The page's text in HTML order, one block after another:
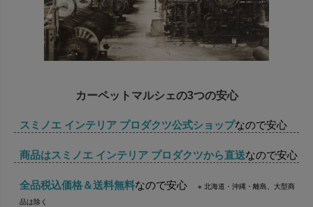
カーペットマルシェの3つの安心
スミノエ インテリア プロダクツ公式ショップなので安心
商品はスミノエ インテリア プロダクツから直送なので安心
全品税込価格＆送料無料なので安心
※ 北海道・沖縄・離島、大型商
品は除く